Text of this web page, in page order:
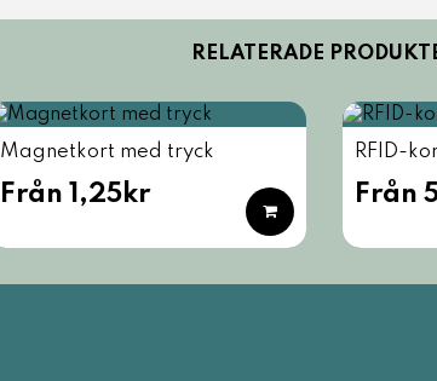
RELATERADE
Magnetkort med tryck
Från 1,25kr
RFID-
Från